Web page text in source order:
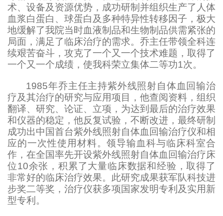
术、设备及资源优势，成功研制并组织生产了人体
血浆白蛋白、球蛋白及多种特异性转移因子，极大
地缓解了我院当时血液制品和生物制品供需紧张的
局面，满足了临床治疗的需求。乔主任带领全科连
续艰苦奋斗，攻克了一个又一个技术难题，取得了
一个又一个成绩，使我科荣立集体二等功1次。
1985年乔主任主持紫外线照射自体血回输治
疗及其治疗的研究与应用项目，他查阅资料，组织
翻译、研究、论证、立项，为达到最后的治疗效果
和仪器的稳定，他反复试验，不断改进，最终研制
成功出中国首台紫外线照射自体血回输治疗仪和相
应的一次性使用材料。领导输血科与临床科室合
作，在全国率先开设紫外线照射自体血回输治疗床
位10余张，积累了大量临床数据和经验，取得了
非常好的临床治疗效果。此研究成果获军队科技进
步奖二等奖，治疗仪获多项国家发明专利及实用新
型专利。